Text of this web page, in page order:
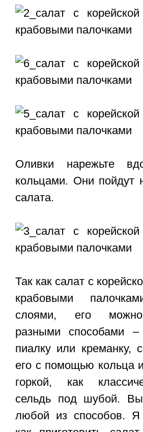
Оливки нарежьте
кольцами. Они пойдут
салата.
Так как салат с
крабовыми
слоями, его
разными способами
пиалку или креманку,
его с помощью кольца
горкой, как
сельдь под шубой.
любой из способов.